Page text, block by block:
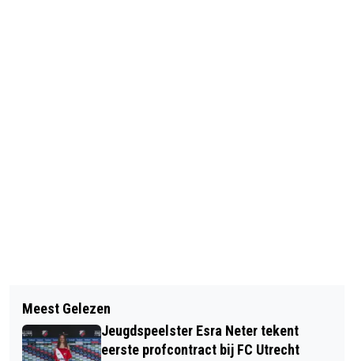
BEDRUKTE PAPIEREN DRAAGTASSEN
GEVEN UTRECHTSE ONDERNEMERS
EXTRA ZICHTBAARHEID
FORMATIE GAAT ALLEEN VERDER
MET GROENLINKS-PVDA EN D66
Meest Gelezen
Jeugdspeelster Esra Neter tekent
eerste profcontract bij FC Utrecht